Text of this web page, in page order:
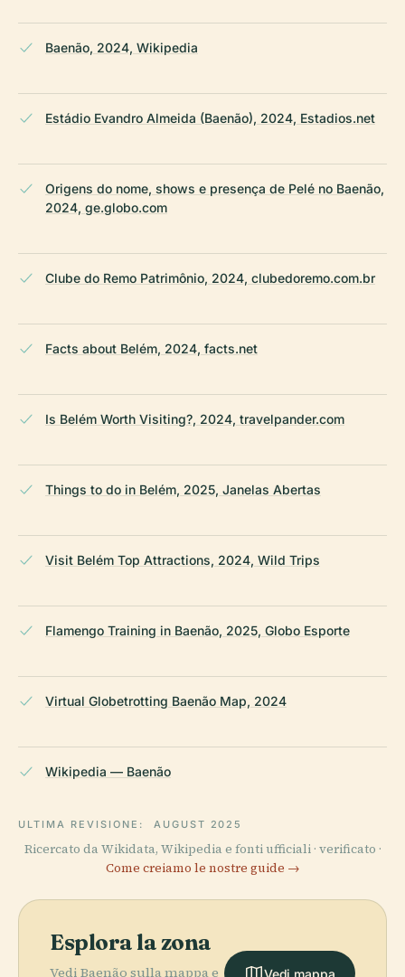
Baenão, 2024, Wikipedia
Estádio Evandro Almeida (Baenão), 2024, Estadios.net
Origens do nome, shows e presença de Pelé no Baenão,
2024, ge.globo.com
Clube do Remo Patrimônio, 2024, clubedoremo.com.br
Facts about Belém, 2024, facts.net
Is Belém Worth Visiting?, 2024, travelpander.com
Things to do in Belém, 2025, Janelas Abertas
Visit Belém Top Attractions, 2024, Wild Trips
Flamengo Training in Baenão, 2025, Globo Esporte
Virtual Globetrotting Baenão Map, 2024
Wikipedia — Baenão
ULTIMA REVISIONE: AUGUST 2025
Ricercato da Wikidata, Wikipedia e fonti ufficiali · verificato ·
Come creiamo le nostre guide →
Esplora la zona
Vedi Baenão sulla mappa e
Vedi mappa